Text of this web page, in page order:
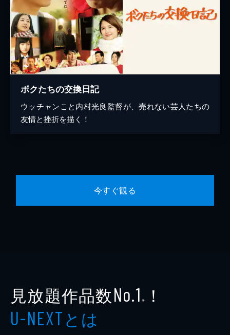
ボクたちの交換日記
ウッチャンこと内村光良監督が、売れない芸人たちの
友情と挫折を描く！
今すぐ観る
見放題作品数No.1 ※ ！
U-NEXTとは